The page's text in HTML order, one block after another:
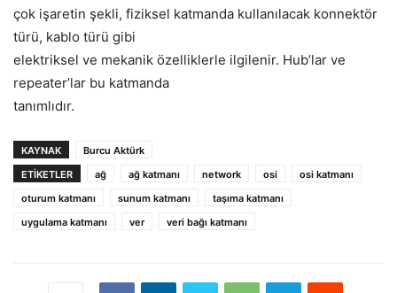
çok işaretin şekli, fiziksel katmanda kullanılacak konnektör
türü, kablo türü gibi
elektriksel ve mekanik özelliklerle ilgilenir. Hub’lar ve
repeater’lar bu katmanda
tanımlıdır.
KAYNAK
Burcu Aktürk
ETIKETLER
ağ ağ katmanı network osi
osi katmanı
oturum katmanı
sunum katmanı
taşıma katmanı
uygulama katmanı
ver veri bağı katmanı